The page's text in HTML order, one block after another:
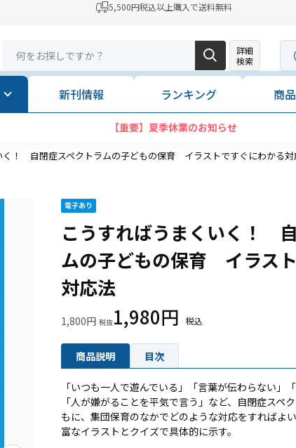
5,500円税込以上購入で送料無料
詳細
検索
新刊情報 ランキング 商
く！ 自閉症スペクトラムの子どもの保育 イラストですぐにわかる対
こうすればうまくいく！
ムの子どもの保育 イラス
対応法
1,800円 1,980円
商品説明 目次
「いつも一人で遊んでいる」「言葉が伝わらない」
「人が嫌がることを平気で言う」など、自閉症スペ
もに、集団保育のなかでどのような対応をすればよ
富なイラストとクイズで具体的に示す。